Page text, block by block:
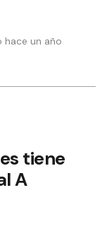
hace un año
tiene
A